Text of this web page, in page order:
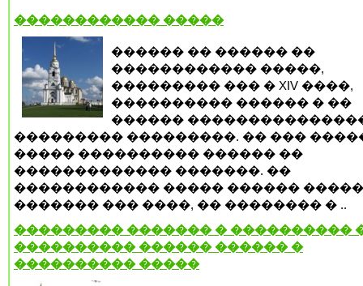
������������ �����
������ �� ������ ��
������������ �����,
��������� ��� � XIV ����,
���������� ������ � ��
������
��������� ���������. �� ���
����� ���������� ������ ��
������������� �������. ��
������������ ����� ������
������� ��� ����, �� �������� � ..
��������� ������� � ����������
���������� ������ ������ �
���������� �����